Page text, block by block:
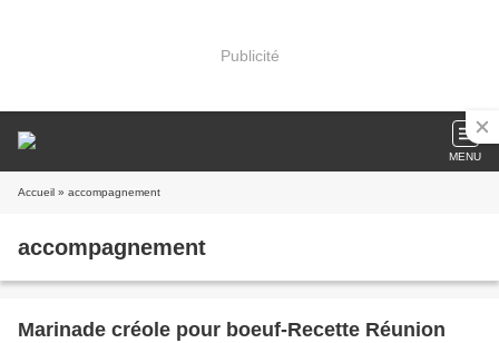
Publicité
MENU
Accueil » accompagnement
accompagnement
Marinade créole pour boeuf-Recette Réunion